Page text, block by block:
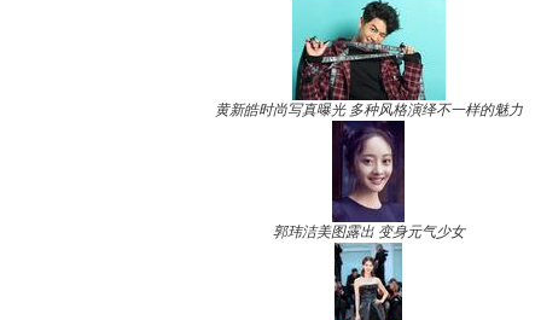
黄新皓时尚写真曝光 多种风格演绎不一样的魅力
郭玮洁美图露出 变身元气少女